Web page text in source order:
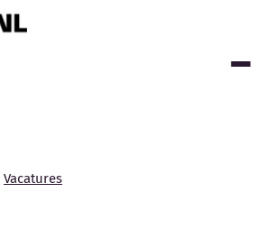
Vacatures